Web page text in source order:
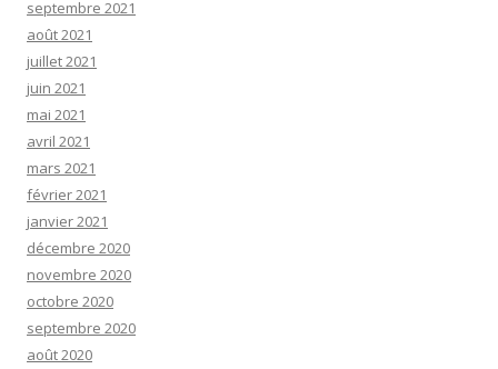
septembre 2021
août 2021
juillet 2021
juin 2021
mai 2021
avril 2021
mars 2021
février 2021
janvier 2021
décembre 2020
novembre 2020
octobre 2020
septembre 2020
août 2020